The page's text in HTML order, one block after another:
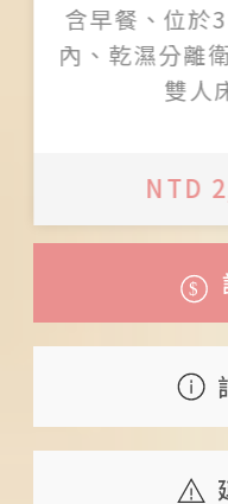
含早餐、位於
內、乾濕分離
雙人
NTD
住宿包含早餐
際餐食依主人